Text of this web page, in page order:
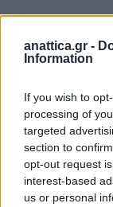
anattica.gr -
Information
If you wish to
processing of
targeted
section to
opt-out request
interest-based
us or personal